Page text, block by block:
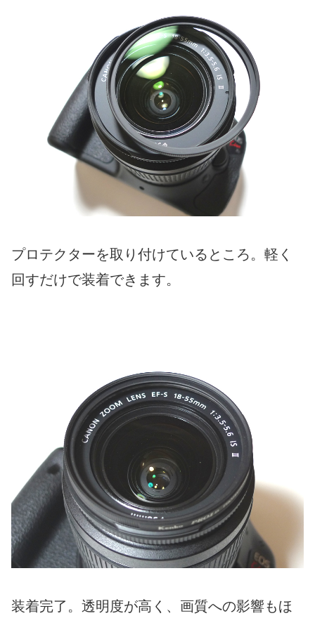
プロテクターを取り付けているところ。軽く
回すだけで装着できます。
装着完了。透明度が高く、画質への影響もほ